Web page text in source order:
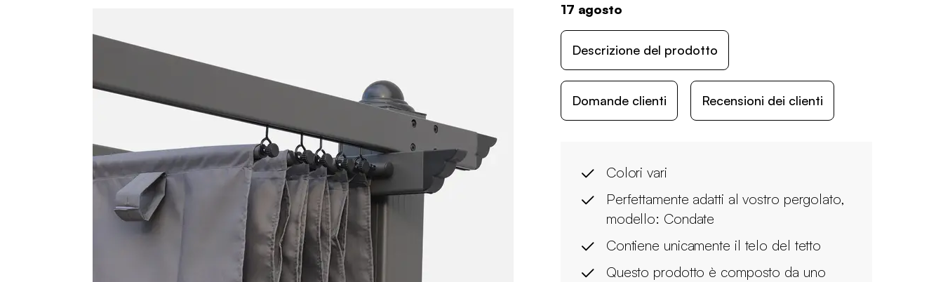
17 agosto
Descrizione del prodotto
Domande clienti Recensioni dei clienti
Colori vari
Perfettamente adatti al vostro pergolato,
modello: Condate
Contiene unicamente il telo del tetto
Questo prodotto è composto da uno